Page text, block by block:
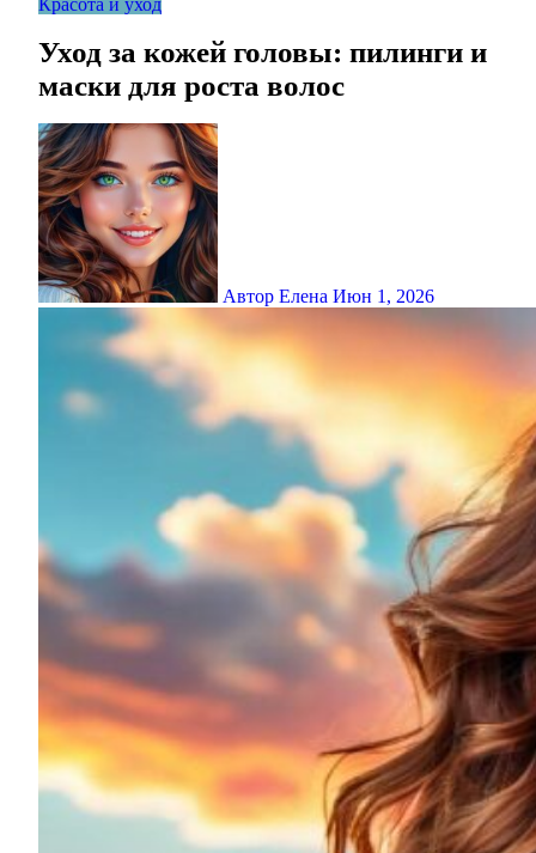
Красота и уход
Уход за кожей головы: пилинги и
маски для роста волос
Автор Елена Июн 1, 2026